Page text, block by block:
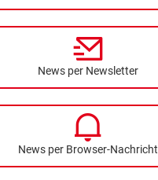
News per Newsletter
News per Browser-Nachricht